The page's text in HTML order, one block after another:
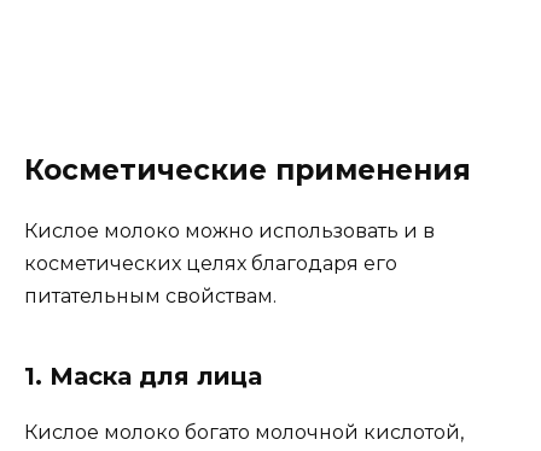
Косметические применения
Кислое молоко можно использовать и в
косметических целях благодаря его
питательным свойствам.
1. Маска для лица
Кислое молоко богато молочной кислотой,